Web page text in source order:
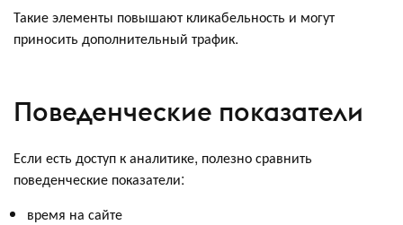
Такие элементы повышают кликабельность и могут
приносить дополнительный трафик.
Поведенческие показатели
Если есть доступ к аналитике, полезно сравнить
поведенческие показатели:
время на сайте